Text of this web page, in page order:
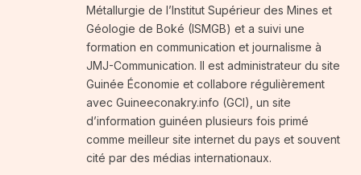
Métallurgie de l’Institut Supérieur des Mines et
Géologie de Boké (ISMGB) et a suivi une
formation en communication et journalisme à
JMJ-Communication. Il est administrateur du site
Guinée Économie et collabore régulièrement
avec Guineeconakry.info (GCI), un site
d’information guinéen plusieurs fois primé
comme meilleur site internet du pays et souvent
cité par des médias internationaux.